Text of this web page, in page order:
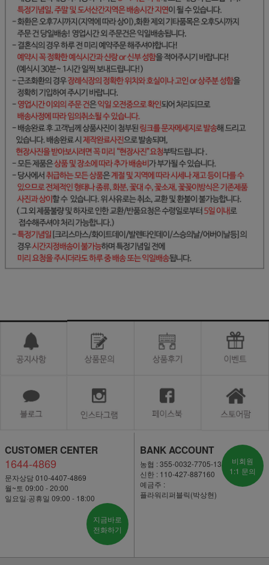
CUSTOMER CENTER
1644-4869
문자상담 010-4407-4869
월~토 09:00 - 20:00
일요일·공휴일 09:00 - 18:00
지금바로
전화하기
BANK ACCOUNT
농협 : 355-0032-7705-13
신한 : 110-427-887160
예금주 :
플라워리퍼블릭(박상현)
비회원
1:1 문의